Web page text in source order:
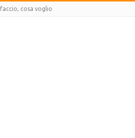
cosa voglio